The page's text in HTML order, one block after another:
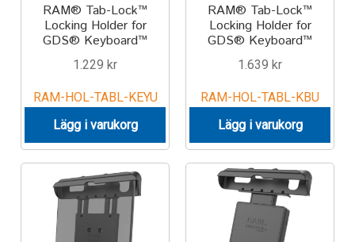
RAM® Tab-Lock™
Locking Holder for
GDS® Keyboard™
1.229 kr
RAM-HOL-TABL-KEYU
Lägg i varukorg
RAM® Tab-Lock™
Locking Holder for
GDS® Keyboard™
1.639 kr
RAM-HOL-TABL-KBU
Lägg i varukorg